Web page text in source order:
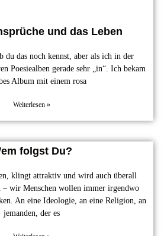
und das Leben
du das noch kennst, aber als ich in der
Poesiealben gerade sehr „in“. Ich bekam
Album mit einem rosa
Weiterlesen »
folgst Du?
klingt attraktiv und wird auch überall
– wir Menschen wollen immer irgendwo
An eine Ideologie, an eine Religion, an
jemanden, der es